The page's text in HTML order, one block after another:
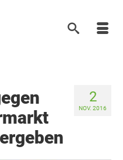
2
NOV. 2016